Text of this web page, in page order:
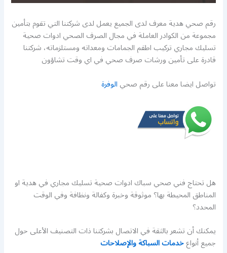
رقم صحي هدية معرف لدى الجميع يعمل لدى شركتنا التي تقوم بتأمين
مجموعة من الكوادر العاملة في مجال الصرف الصحي ادوات صحية
تسليك مجاري تركيب اطقم الجمامات ومعداته ومستلزماته، شركتنا
قادرة على تأمين ورشات صرف صحي في اي وقت تشاؤون
تواصل ايضا معنا على رقم صحيالوفرة
هل تحتاج فني صحي سباك ادوات صحية تسليك مجاري في هدية او
المناطق المحيطة بها؟ موثوقة وخبرة وكفالة ونظافة وفي الوقت
المحدد؟
يمكنك أن تشعر بالثقة في الاتصال بشركتنا ذات التصنيف الأعلى حول
جميع أنواعخدمات السباكة والإصلاحات